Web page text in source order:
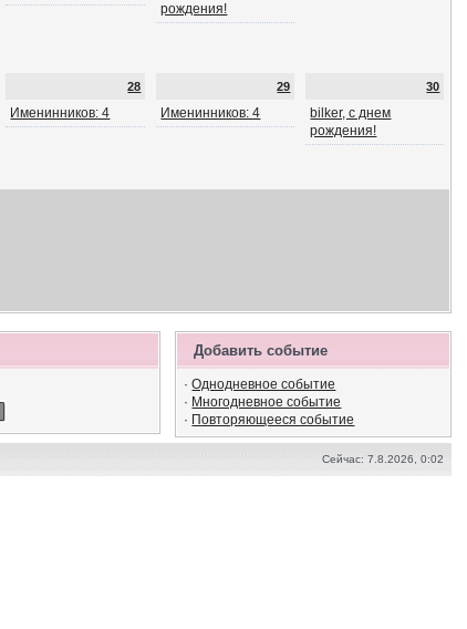
рождения!
28
Именинников: 4
29
Именинников: 4
30
bilker, с днем
рождения!
Добавить событие
·Однодневное событие
· Многодневное событие
· Повторяющееся событие
Сейчас: 7.8.2026, 0:02